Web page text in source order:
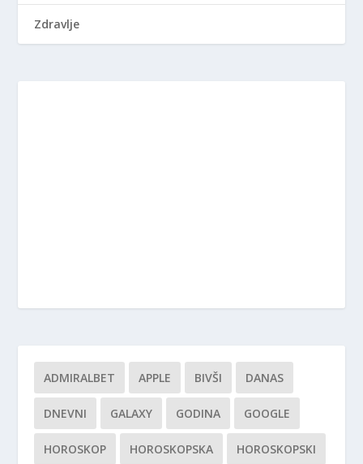
Zdravlje
ADMIRALBET APPLE BIVŠI DANAS
DNEVNI GALAXY GODINA GOOGLE
HOROSKOP HOROSKOPSKA HOROSKOPSKI